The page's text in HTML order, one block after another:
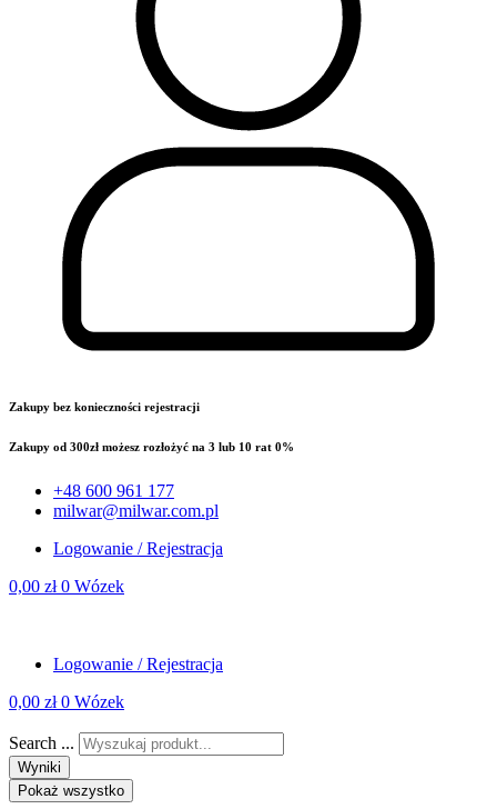
Zakupy bez konieczności rejestracji
Zakupy od 300zł możesz rozłożyć na 3 lub 10 rat 0%
+48 600 961 177
milwar@milwar.com.pl
Logowanie / Rejestracja
0,00 zł 0 Wózek
Logowanie / Rejestracja
0,00 zł 0 Wózek
Search ...
Wyniki
Pokaż wszystko